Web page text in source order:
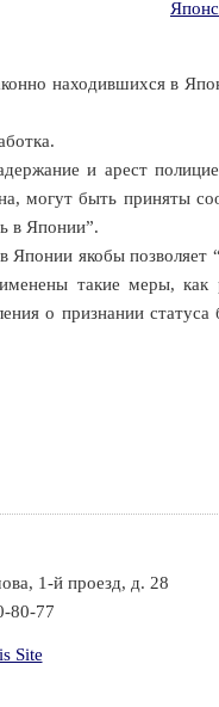
находившихся в
и арест
могут быть приняты
в Японии”.
якобы позволяет
такие меры,
о признании
1-й проезд, д. 28
80-77
Site